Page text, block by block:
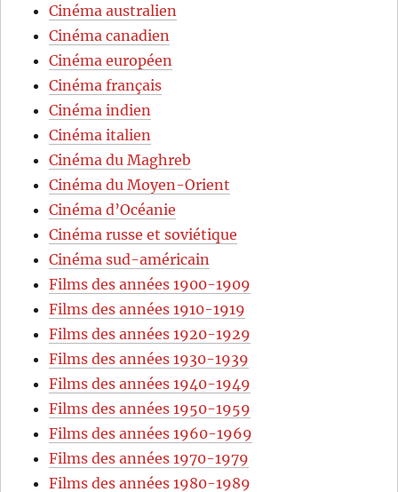
Cinéma australien
Cinéma canadien
Cinéma européen
Cinéma français
Cinéma indien
Cinéma italien
Cinéma du Maghreb
Cinéma du Moyen-Orient
Cinéma d’Océanie
Cinéma russe et soviétique
Cinéma sud-américain
Films des années 1900-1909
Films des années 1910-1919
Films des années 1920-1929
Films des années 1930-1939
Films des années 1940-1949
Films des années 1950-1959
Films des années 1960-1969
Films des années 1970-1979
Films des années 1980-1989